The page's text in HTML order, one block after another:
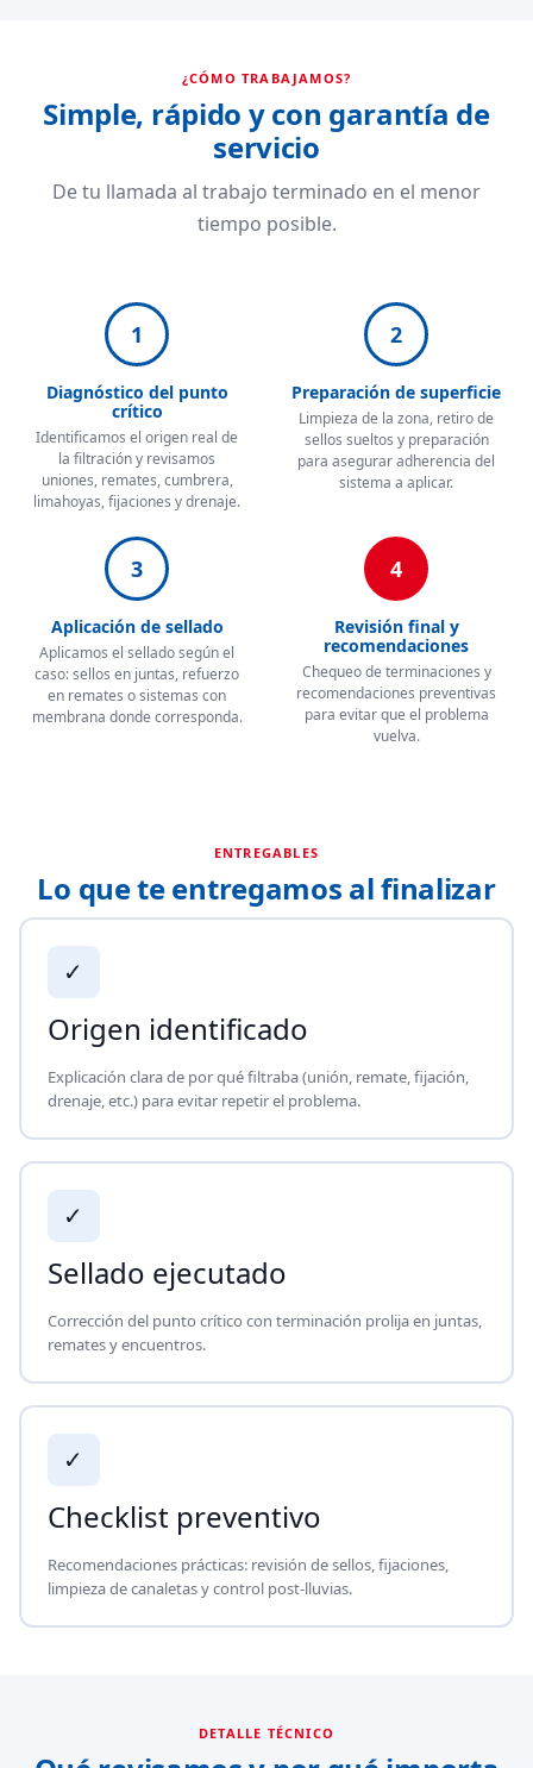
¿CÓMO TRABAJAMOS?
Simple, rápido y con garantía de
servicio
De tu llamada al trabajo terminado en el menor
tiempo posible.
1
Diagnóstico del punto
crítico
Identificamos el origen real de
la filtración y revisamos
uniones, remates, cumbrera,
limahoyas, fijaciones y drenaje.
2
Preparación de superficie
Limpieza de la zona, retiro de
sellos sueltos y preparación
para asegurar adherencia del
sistema a aplicar.
3
Aplicación de sellado
Aplicamos el sellado según el
caso: sellos en juntas, refuerzo
en remates o sistemas con
membrana donde corresponda.
4
Revisión final y
recomendaciones
Chequeo de terminaciones y
recomendaciones preventivas
para evitar que el problema
vuelva.
ENTREGABLES
Lo que te entregamos al finalizar
✓
Origen identificado
Explicación clara de por qué filtraba (unión, remate, fijación,
drenaje, etc.) para evitar repetir el problema.
✓
Sellado ejecutado
Corrección del punto crítico con terminación prolija en juntas,
remates y encuentros.
✓
Checklist preventivo
Recomendaciones prácticas: revisión de sellos, fijaciones,
limpieza de canaletas y control post-lluvias.
DETALLE TÉCNICO